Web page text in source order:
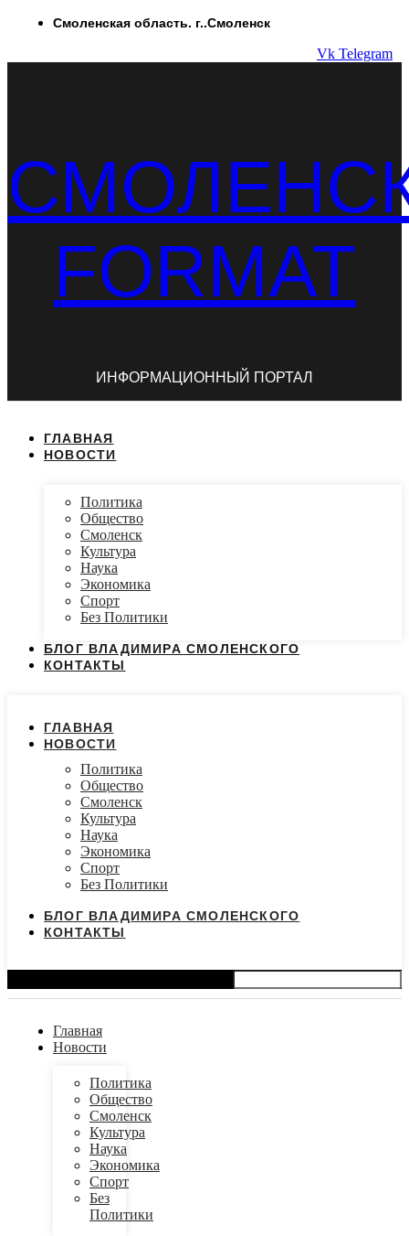
ПерейтиСмоленская область. г..Смоленск
Vk Telegram
FORMAT
ИНФОРМАЦИОННЫЙ ПОРТАЛ
ГЛАВНАЯ
НОВОСТИ
Политика
Общество
Смоленск
Культура
Наука
Экономика
Спорт
Без Политики
БЛОГ ВЛАДИМИРА СМОЛЕНСКОГО
КОНТАКТЫ
ГЛАВНАЯ
НОВОСТИ
Политика
Общество
Смоленск
Культура
Наука
Экономика
Спорт
Без Политики
БЛОГ ВЛАДИМИРА СМОЛЕНСКОГО
КОНТАКТЫ
Главная
Новости
Политика
Общество
Смоленск
Культура
Наука
Экономика
Спорт
Без
Политики